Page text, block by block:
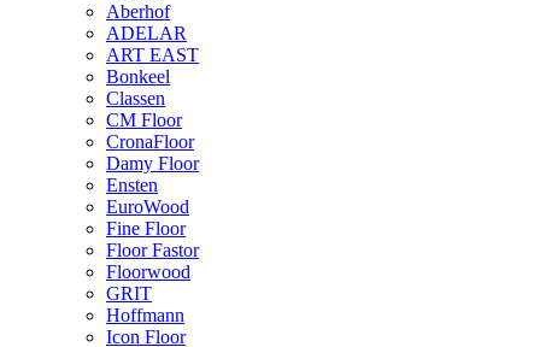
Aberhof
ADELAR
ART EAST
Bonkeel
Classen
CM Floor
CronaFloor
Damy Floor
Ensten
EuroWood
Fine Floor
Floor Fastor
Floorwood
GRIT
Hoffmann
Icon Floor